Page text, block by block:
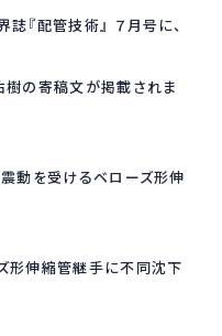
『配管技術』 ７月号に、
樹の寄稿文が掲載されま
動を受けるベローズ形伸
形伸縮管継手に不同沈下